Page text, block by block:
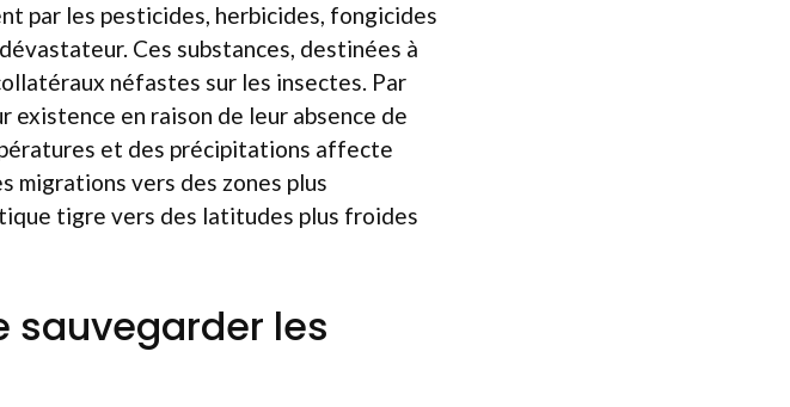
par les pesticides, herbicides, fongicides
Ces substances, destinées à
néfastes sur les insectes. Par
en raison de leur absence de
et des précipitations affecte
migrations vers des zones plus
tigre vers des latitudes plus froides
sauvegarder les